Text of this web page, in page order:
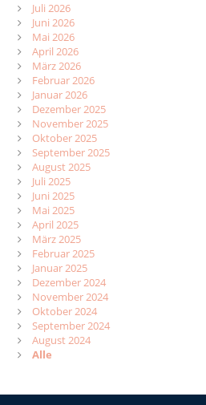
Juli 2026
Juni 2026
Mai 2026
April 2026
März 2026
Februar 2026
Januar 2026
Dezember 2025
November 2025
Oktober 2025
September 2025
August 2025
Juli 2025
Juni 2025
Mai 2025
April 2025
März 2025
Februar 2025
Januar 2025
Dezember 2024
November 2024
Oktober 2024
September 2024
August 2024
Alle